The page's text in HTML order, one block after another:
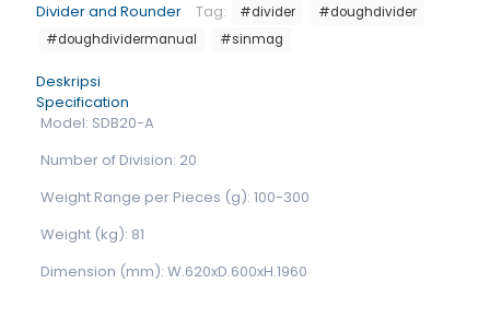
Divider and Rounder
Tag: #divider
#doughdivider
#doughdividermanual
#sinmag
Deskripsi
Specification
Model: SDB20-A
Number of Division: 20
Weight Range per Pieces (g): 100-300
Weight (kg): 81
Dimension (mm): W.620xD.600xH.1960